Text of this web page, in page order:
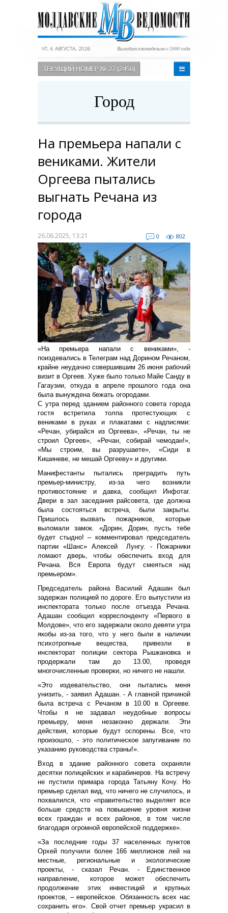
ЧТ, 6 АВГУСТА, 2026 Выходит еженедельно с 2000 года
ТЕКУЩИЙ НОМЕР № 27 (2450)
Город
На премьера напали с
вениками. Жители
Оргеева пытались
выгнать Речана из
города
26.06.2025, 13:21 0 802
«На премьера напали с вениками», -
поиздевались в Телеграм над Дорином Речаном,
крайне неудачно совершившим 26 июня рабочий
визит в Оргеев. Хуже было только Майе Санду в
Гагаузии, откуда в апреле прошлого года она
была вынуждена бежать огородами.
С утра перед зданием районного совета города
гостя встретила толпа протестующих с
вениками в руках и плакатами с надписями:
«Речан, убирайся из Оргеева», «Речан, ты не
строил Оргеев», «Речан, собирай чемодан!»,
«Мы строим, вы разрушаете», «Сиди в
Кишиневе, не мешай Оргееву» и другими.
Манифестанты пытались преградить путь
премьер-министру, из-за чего возникли
противостояние и давка, сообщил Инфотаг.
Двери в зал заседания райсовета, где должна
была состояться встреча, были закрыты.
Пришлось вызвать пожарников, которые
выломали замок. «Дорин, Дорин, пусть тебе
будет стыдно! – комментировал председатель
партии «Шанс» Алексей Лунгу. - Пожарники
ломают дверь, чтобы обеспечить вход для
Речана. Вся Европа будут смеяться над
премьером».
Председатель района Василий Адашан был
задержан полицией по дороге. Его выпустили из
инспектората только после отъезда Речана.
Адашан сообщил корреспонденту «Первого в
Молдове», что его задержали около девяти утра
якобы из-за того, что у него были в наличии
психотропные вещества, привезли в
инспекторат полиции сектора Рышкановка и
продержали там до 13.00, проведя
многочисленные проверки, но ничего не нашли.
«Это издевательство, они пытались меня
унизить, - заявил Адашан. - А главной причиной
была встреча с Речаном в 10.00 в Оргееве.
Чтобы я не задавал неудобные вопросы
премьеру, меня незаконно держали. Эти
действия, которые будут оспорены. Все, что
произошло, - это политическое запугивание по
указанию руководства страны!».
Вход в здание районного совета охраняли
десятки полицейских и карабинеров. На встречу
не пустили примара города Татьяну Кочу. Но
премьер сделал вид, что ничего не случилось, и
похвалился, что «правительство выделяет все
больше средств на повышение уровня жизни
всех граждан и всех районов, в том числе
благодаря огромной европейской поддержке».
«За последние годы 37 населенных пунктов
Орхей получили более 166 миллионов лей на
местные, региональные и экологические
проекты, - сказал Речан. - Единственное
направление, которое может обеспечить
продолжение этих инвестиций и крупных
проектов, – европейское. Обязанность всех нас
сохранить его». Свой отчет премьер украсил в